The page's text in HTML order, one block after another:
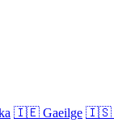
🇮🇪 Gaeilge 🇮🇸